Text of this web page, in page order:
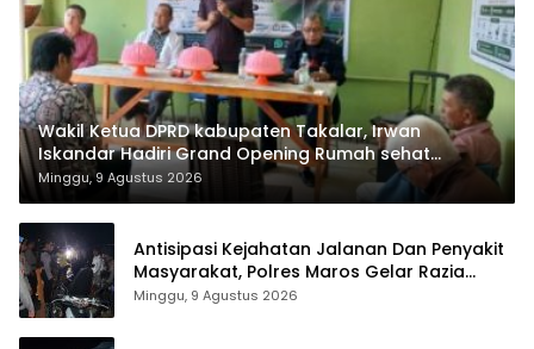
Wakil Ketua DPRD kabupaten Takalar, Irwan
Iskandar Hadiri Grand Opening Rumah sehat
Pertama di Takalar, Melayani Terapis Gratis untuk
Pasien Dhuafa dan umum.
Minggu, 9 Agustus 2026
Antisipasi Kejahatan Jalanan Dan Penyakit
Masyarakat, Polres Maros Gelar Razia
Operasi Cipta Kondusif
Minggu, 9 Agustus 2026